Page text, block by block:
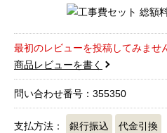
最初のレビューを投稿してみませ
商品レビューを書く
問い合わせ番号：355350
支払方法： 銀行振込 代金引換